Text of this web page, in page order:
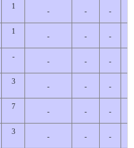
1
- - -
1
- - -
-
- - -
3
- - -
7
- - -
3
- - -